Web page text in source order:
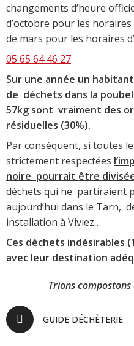
changements d’heure
d’octobre pour les
de mars pour les horaires
05 65 64 46 27
Sur une année un
de déchets dans la
57kg sont vraiment des
résiduelles (30%).
Par conséquent, si toutes
strictement respectées
noire pourrait être
déchets qui ne partiraient
aujourd’hui dans le Tarn,
installation à Viviez…
Ces déchets indésirables
avec leur destination
Trions
GUIDE DÉCHÈTERIE